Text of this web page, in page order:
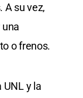
A su vez,
o frenos.
UNL y la